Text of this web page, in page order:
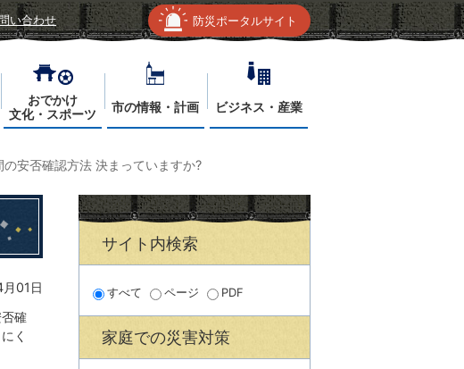
い合わせ 防災ポータルサイト
おでかけ
文化・スポーツ
市の情報・計画 ビジネス・産業
の安否確認方法 決まっていますか?
01日
確
く
サイト内検索
すべて ページ PDF
家庭での災害対策